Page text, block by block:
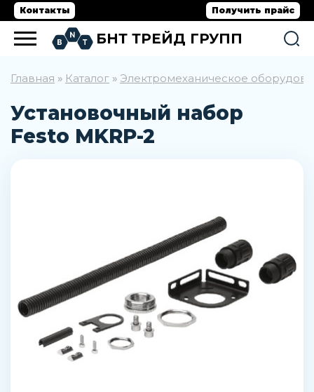
Контакты Получить прайс
БНТ ТРЕЙД ГРУПП
Главная » Каталог » Электромеханическое
Установочный набор
Festo MKRP-2